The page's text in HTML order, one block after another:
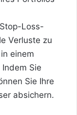
Loss-
Verluste zu
einem
Sie
Sie Ihre
absichern.